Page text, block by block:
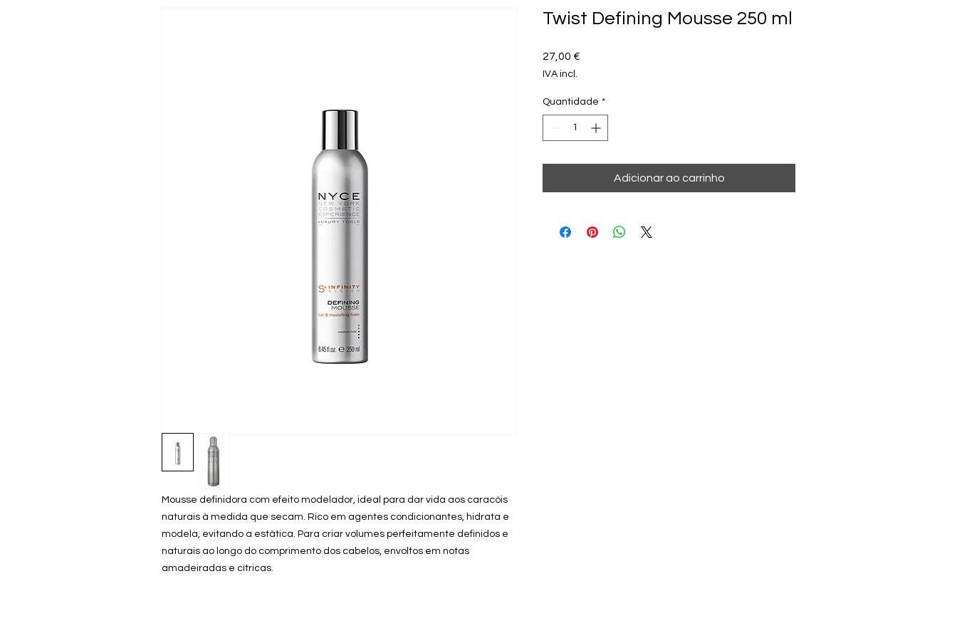
Mousse definidora com efeito modelador, ideal para dar vida aos caracóis
naturais à medida que secam. Rico em agentes condicionantes, hidrata e
modela, evitando a estática. Para criar volumes perfeitamente definidos e
naturais ao longo do comprimento dos cabelos, envoltos em notas
amadeiradas e cítricas.
Twist Defining Mousse 250 ml
27,00 €
IVA incl.
Quantidade *
Adicionar ao carrinho